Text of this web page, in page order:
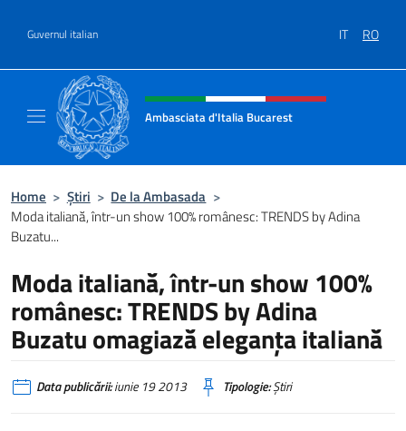
Guvernul italian IT RO
Header, social and menu of site
Ambasciata d'Italia Bucarest
Home > Știri > De la Ambasada >
Moda italiană, într-un show 100% românesc: TRENDS by Adina
Buzatu...
Moda italiană, într-un show 100%
românesc: TRENDS by Adina
Buzatu omagiază eleganţa italiană
Data publicării:iunie 19 2013 Tipologie:Știri